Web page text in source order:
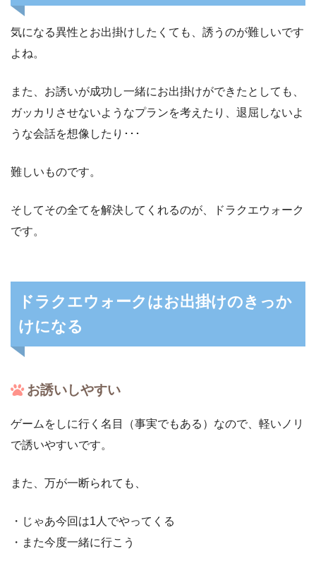
気になる異性とお出掛けしたくても、誘うのが難しいです
よね。
また、お誘いが成功し一緒にお出掛けができたとしても、
ガッカリさせないようなプランを考えたり、退屈しないよ
うな会話を想像したり･･･
難しいものです。
そしてその全てを解決してくれるのが、ドラクエウォーク
です。
ドラクエウォークはお出掛けのきっか
けになる
お誘いしやすい
ゲームをしに行く名目（事実でもある）なので、軽いノリ
で誘いやすいです。
また、万が一断られても、
・じゃあ今回は1人でやってくる
・また今度一緒に行こう